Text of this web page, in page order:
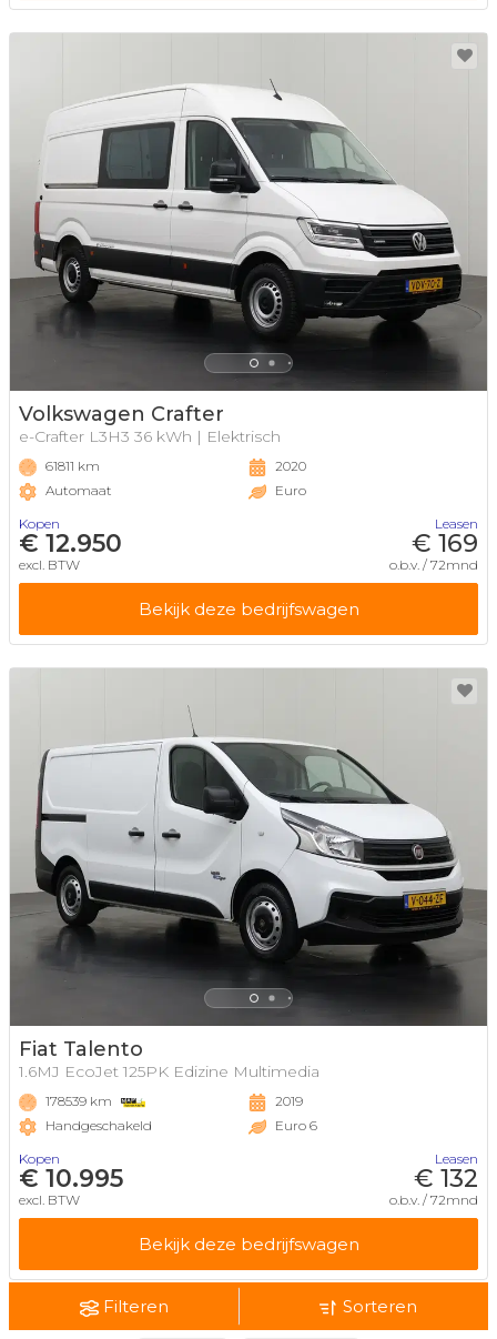
Volkswagen Crafter
e-Crafter L3H3 36 kWh | Elektrisch
61811 km
Automaat
2020
Euro
Kopen
€ 12.950
excl. BTW
Leasen
€ 169
o.b.v. / 72mnd
Bekijk deze bedrijfswagen
Fiat Talento
1.6MJ EcoJet 125PK Edizine Multimedia
178539 km
Handgeschakeld
2019
Euro 6
Kopen
€ 10.995
excl. BTW
Leasen
€ 132
o.b.v. / 72mnd
Bekijk deze bedrijfswagen
Filteren Sorteren